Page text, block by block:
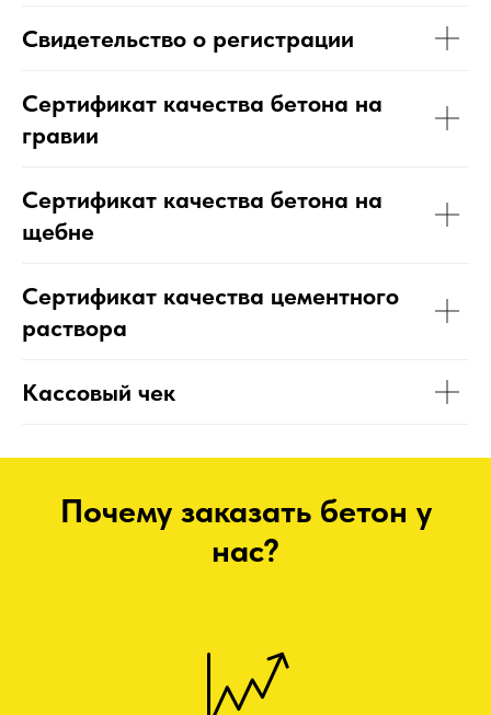
Свидетельство о регистрации
Сертификат качества бетона на
гравии
Сертификат качества бетона на
щебне
Сертификат качества цементного
раствора
Кассовый чек
Почему заказать бетон у
нас?